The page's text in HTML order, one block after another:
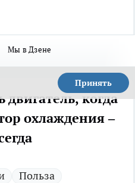
Мы в Дзене
Принять
когда
охлаждения –
Польза